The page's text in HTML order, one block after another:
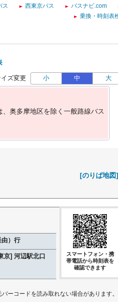
ス 西東京バス バスナビ.com
乗換・時刻表
ズ変更 小 中 大
奥多摩地区を除 く 一般路線バス
[のりば地図]
由）行
京] 河辺駅北口
スマートフォン・携
帯電話から時刻表を
確認できます
ーコードを読み取れない場合があります。